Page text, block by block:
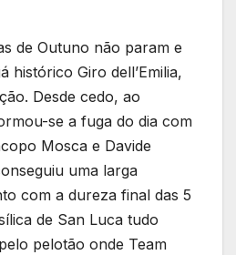
de Outuno não param e
histórico Giro dell’Emilia,
Desde cedo, ao
se a fuga do dia com
Mosca e Davide
uma larga
com a dureza final das 5
de San Luca tudo
pelotão onde Team